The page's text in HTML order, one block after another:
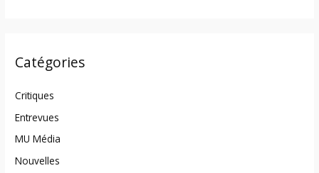
Catégories
Critiques
Entrevues
MU Média
Nouvelles